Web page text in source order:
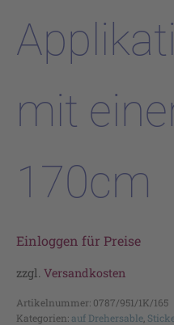
mit
170cm
Einloggen für Preise
zzgl. Versandkosten
Artikelnummer: 0787/951/1K/165
Kategorien: auf Drehersable